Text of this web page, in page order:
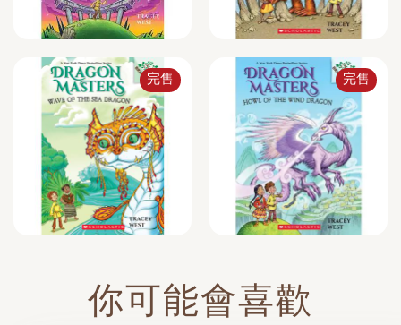
完售 完售
你可能會喜歡